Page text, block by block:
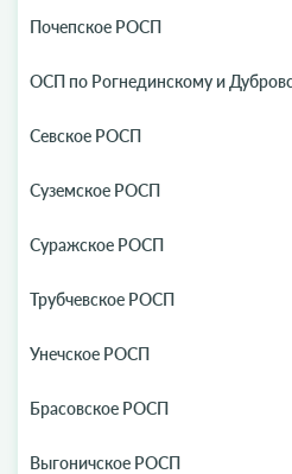
Почепское РОСП
ОСП по Рогнединскому и
Севское РОСП
Суземское РОСП
Суражское РОСП
Трубчевское РОСП
Унечское РОСП
Брасовское РОСП
Выгоничское РОСП